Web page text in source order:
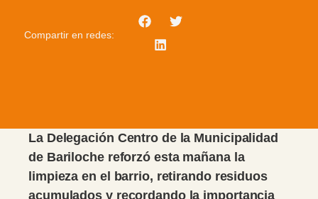
Compartir en redes:
La Delegación Centro de la Municipalidad
de Bariloche reforzó esta mañana la
limpieza en el barrio, retirando residuos
acumulados y recordando la importancia